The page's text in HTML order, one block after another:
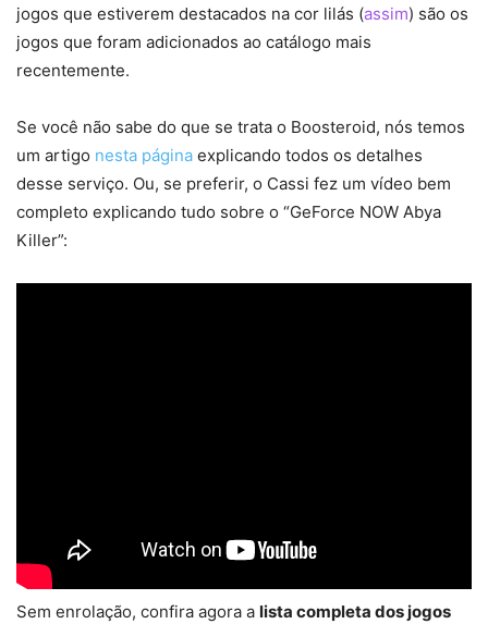
jogos que estiverem destacados na cor lilás (assim) são os
jogos que foram adicionados ao catálogo mais
recentemente.
Se você não sabe do que se trata o Boosteroid, nós temos
um artigo nesta página explicando todos os detalhes
desse serviço. Ou, se preferir, o Cassi fez um vídeo bem
completo explicando tudo sobre o “GeForce NOW Abya
Killer”:
Sem enrolação, confira agora a lista completa dos jogos